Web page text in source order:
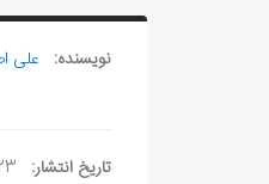
نویسنده: علی‏
تاریخ انتشار: